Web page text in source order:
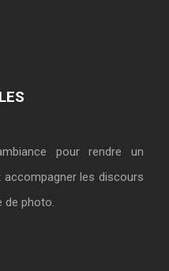
pour rendre un
les discours
de photo.